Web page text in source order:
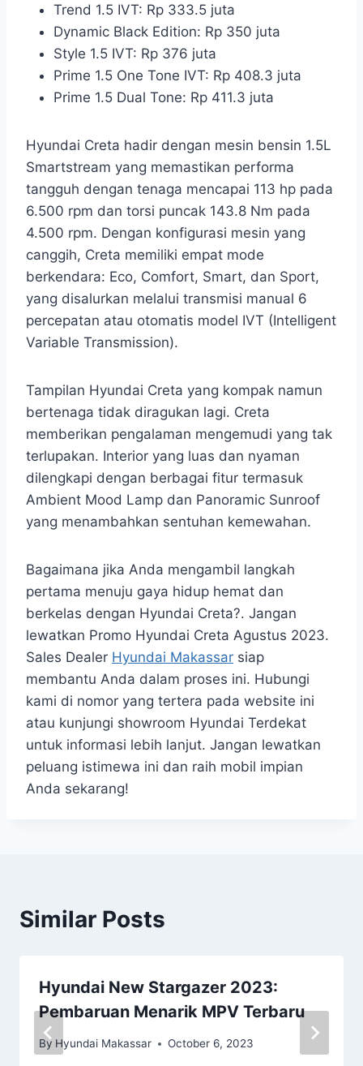
Trend 1.5 IVT: Rp 333.5 juta
Dynamic Black Edition: Rp 350 juta
Style 1.5 IVT: Rp 376 juta
Prime 1.5 One Tone IVT: Rp 408.3 juta
Prime 1.5 Dual Tone: Rp 411.3 juta
Hyundai Creta hadir dengan mesin bensin 1.5L
Smartstream yang memastikan performa
tangguh dengan tenaga mencapai 113 hp pada
6.500 rpm dan torsi puncak 143.8 Nm pada
4.500 rpm. Dengan konfigurasi mesin yang
canggih, Creta memiliki empat mode
berkendara: Eco, Comfort, Smart, dan Sport,
yang disalurkan melalui transmisi manual 6
percepatan atau otomatis model IVT (Intelligent
Variable Transmission).
Tampilan Hyundai Creta yang kompak namun
bertenaga tidak diragukan lagi. Creta
memberikan pengalaman mengemudi yang tak
terlupakan. Interior yang luas dan nyaman
dilengkapi dengan berbagai fitur termasuk
Ambient Mood Lamp dan Panoramic Sunroof
yang menambahkan sentuhan kemewahan.
Bagaimana jika Anda mengambil langkah
pertama menuju gaya hidup hemat dan
berkelas dengan Hyundai Creta?. Jangan
lewatkan Promo Hyundai Creta Agustus 2023.
Sales Dealer Hyundai Makassar siap
membantu Anda dalam proses ini. Hubungi
kami di nomor yang tertera pada website ini
atau kunjungi showroom Hyundai Terdekat
untuk informasi lebih lanjut. Jangan lewatkan
peluang istimewa ini dan raih mobil impian
Anda sekarang!
Similar Posts
Hyundai New Stargazer 2023:
Pembaruan Menarik MPV Terbaru
By Hyundai Makassar October 6, 2023